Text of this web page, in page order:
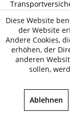
Kunden, die
zu versenden,
reduzieren und
Über
den Kunden
ggf. gegenüber
geltend machen
11.5Die
Diese Website
der Website
Andere Cookies,
erhöhen, der
anderen
sollen,
Ablehnen